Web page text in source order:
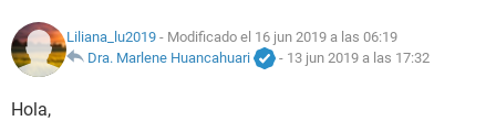
NUTRICIÓNLiliana_lu2019 - Modificado el 16 jun 2019 a las 06:19
Dra. Marlene Huancahuari
- 13 jun 2019 a las 17:32
Hola,